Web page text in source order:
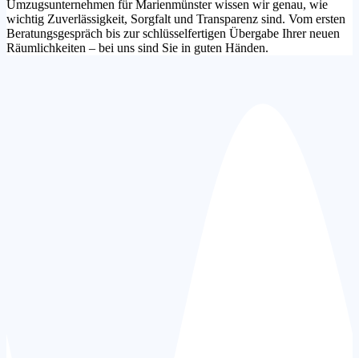
Umzugsunternehmen für Marienmünster wissen wir genau, wie
wichtig Zuverlässigkeit, Sorgfalt und Transparenz sind. Vom ersten
Beratungsgespräch bis zur schlüsselfertigen Übergabe Ihrer neuen
Räumlichkeiten – bei uns sind Sie in guten Händen.